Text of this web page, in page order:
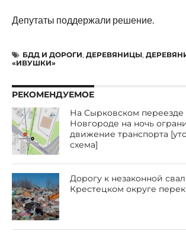
Депутаты поддержали решение.
БДД И ДОРОГИ, ДЕРЕВЯНИЦЫ,
«ИВУШКИ»
РЕКОМЕНДУЕМОЕ
На Сырковском
Новгороде на ночь
движение транспорта
схема]
Дорогу к незаконной
Крестецком округе